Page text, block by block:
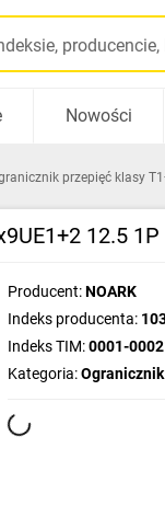
Nowości
przepięć klasy
12.5
Producent:NOARK
Indeks producenta:
Indeks TIM:0001-
Kategoria: